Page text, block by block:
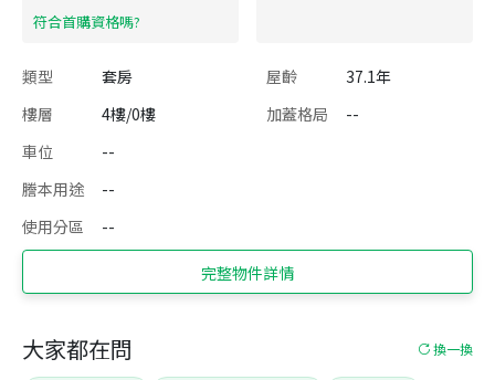
​符合首購資格嗎?
類型 套房 屋齡
37.1年
樓層
4樓/0樓 加蓋格局
--
車位
--
謄本用途
--
使用分區
--
完整物件詳情
大家都在問 換一換